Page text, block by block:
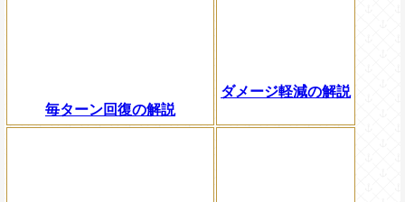
毎ターン回復の解説
ダメージ軽減の解説